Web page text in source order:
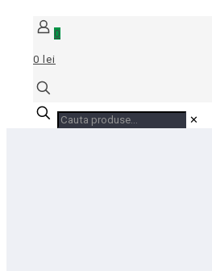
0
0 lei
✕